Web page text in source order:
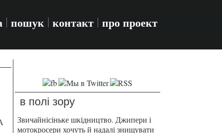
пошук контакт про проект
в полі зору
Звичайнісіньке шкідництво. Джипери і
мотокросери хочуть й надалі знищувати